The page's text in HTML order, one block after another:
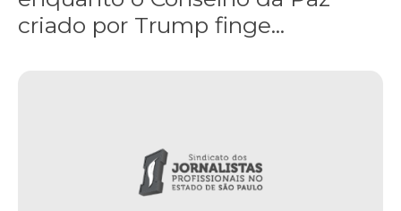
criado por Trump finge...